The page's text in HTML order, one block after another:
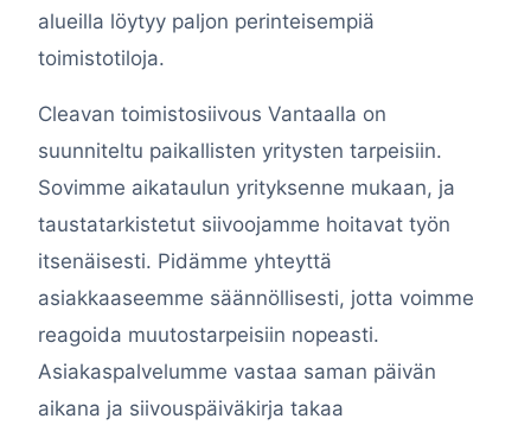
alueilla löytyy paljon perinteisempiä
toimistotiloja.
Cleavan toimistosiivous Vantaalla on
suunniteltu paikallisten yritysten tarpeisiin.
Sovimme aikataulun yrityksenne mukaan, ja
taustatarkistetut siivoojamme hoitavat työn
itsenäisesti. Pidämme yhteyttä
asiakkaaseemme säännöllisesti, jotta voimme
reagoida muutostarpeisiin nopeasti.
Asiakaspalvelumme vastaa saman päivän
aikana ja siivouspäiväkirja takaa